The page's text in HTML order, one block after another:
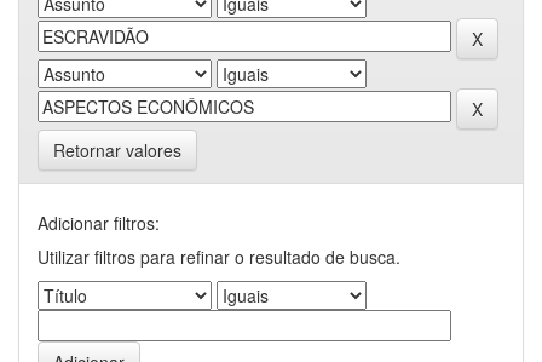
Retornar valores
Adicionar filtros:
Utilizar filtros para refinar o resultado de busca.